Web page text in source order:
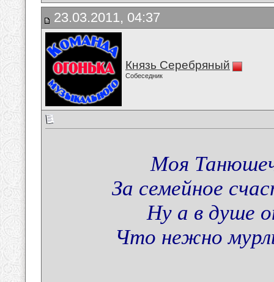
23.03.2011, 04:37
Князь Серебряный
Собеседник
Моя
За семейное
Ну а в душе
Что нежно